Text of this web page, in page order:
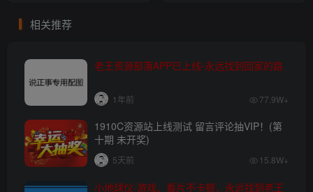
相关推荐
老王资源部落APP已上线-永远找到回家的路
1年前 77.9W+
1910C资源站上线测试 留言评论抽VIP！(第
十期 未开奖)
5天前 15.8W+
小地球仪-游戏、看片不卡顿，永远找到老王